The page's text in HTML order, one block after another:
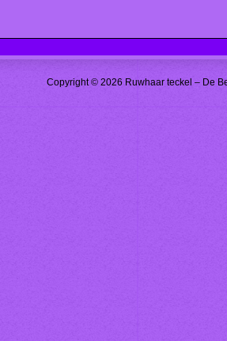
Copyright © 2026 Ruwhaar teckel – De